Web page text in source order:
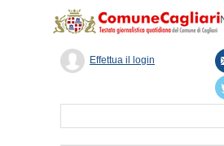
Effettua il login